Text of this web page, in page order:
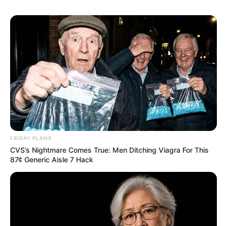
Попит на нерухомість в
Ужгороді зростає –
аналітика девелопера
підтверджує
загальнонаціональний
інтерес
СЕР 7, 2026
ГАРЯЧI ПОДІЇ
У селі на Закарпатті жінки
взялися засипати джерело,
з якого люди набирали
питну воду: що сталося?
СЕР 7, 2026
FRIDAY PLANS
CVS’s Nightmare Comes True: Men Ditching Viagra For This
87¢ Generic Aisle 7 Hack